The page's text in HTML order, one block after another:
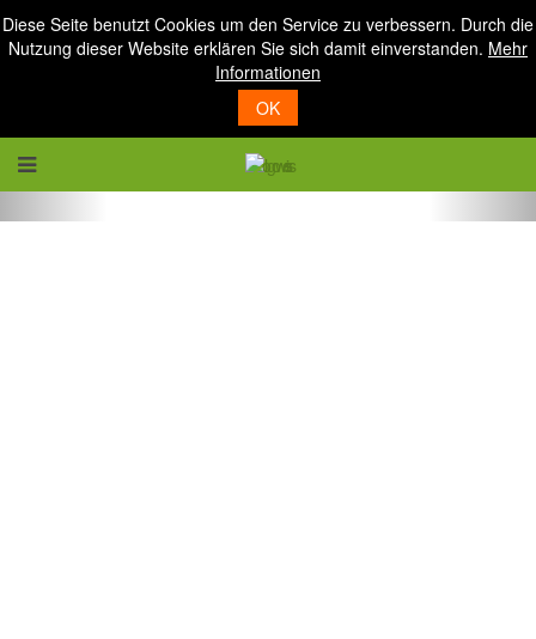
Diese Seite benutzt Cookies um den Service zu verbessern. Durch die
Nutzung dieser Website erklären Sie sich damit einverstanden. Mehr
Informationen
OK